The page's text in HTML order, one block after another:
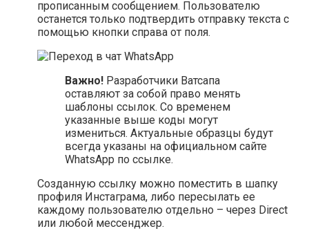
прописанным сообщением. Пользователю
останется только подтвердить отправку текста с
помощью кнопки справа от поля.
Важно! Разработчики Ватсапа
оставляют за собой право менять
шаблоны ссылок. Со временем
указанные выше коды могут
измениться. Актуальные образцы будут
всегда указаны на официальном сайте
WhatsApp по ссылке.
Созданную ссылку можно поместить в шапку
профиля Инстаграма, либо пересылать ее
каждому пользователю отдельно – через Direct
или любой мессенджер.